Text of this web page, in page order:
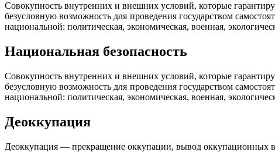
Совокупность внутренних и внешних условий, которые
безусловную возможность для проведения государством
национальной: политическая, экономическая, военная,
Национальная безопасность
Совокупность внутренних и внешних условий, которые
безусловную возможность для проведения государством
национальной: политическая, экономическая, военная,
Деоккупация
Деоккупация — прекращение оккупации, вывод оккупационных